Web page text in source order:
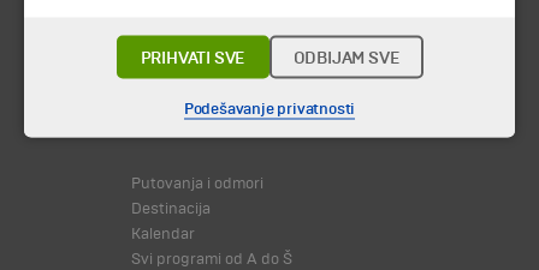
© 2026 TA BOHEMIA TRAVEL DOO.Sva prava zadržava.
Putovanja i odmori
Destinacija
Kalendar
Svi programi od A do Š
PRIHVATI SVE ODBIJAM SVE
Podešavanje privatnosti